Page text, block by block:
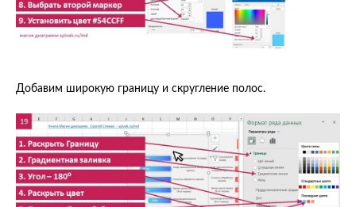
Добавим широкую границу и скругление полос.